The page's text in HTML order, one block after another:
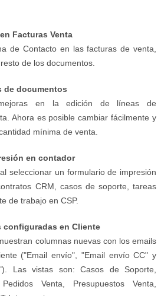
Facturas Venta
de Contacto en las facturas de venta,
de los documentos.
de documentos
en la edición de líneas de
Ahora es posible cambiar fácilmente y
mínima de venta.
en contador
seleccionar un formulario de impresión
CRM, casos de soporte, tareas
de trabajo en CSP.
configuradas en Cliente
columnas nuevas con los emails
("Email envío", "Email envío CC" y
Las vistas son: Casos de Soporte,
Venta, Presupuestos Venta,